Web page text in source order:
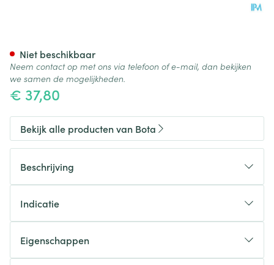
€ 37,80
Niet beschikbaar
Neem contact op met ons via telefoon of e-mail, dan bekijken
we samen de mogelijkheden.
Bekijk alle producten van Bota
Beschrijving
Indicatie
Eigenschappen